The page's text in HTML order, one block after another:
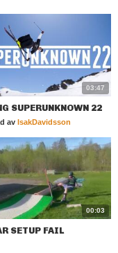
03:47
SUPERUNKNOWN 22
av IsakDavidsson
00:03
SETUP FAIL